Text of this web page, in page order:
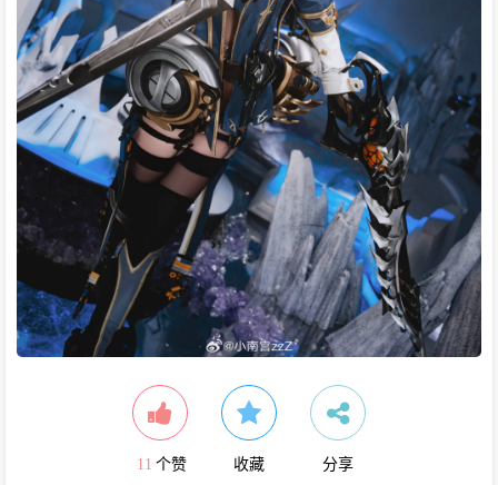
11 个赞 收藏 分享